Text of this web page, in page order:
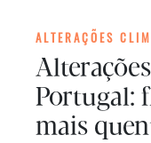
ALTERAÇÕES
Portugal:
mais